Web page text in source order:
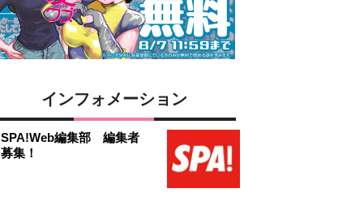
インフォメーション
SPA!Web編集部 編集者
募集！